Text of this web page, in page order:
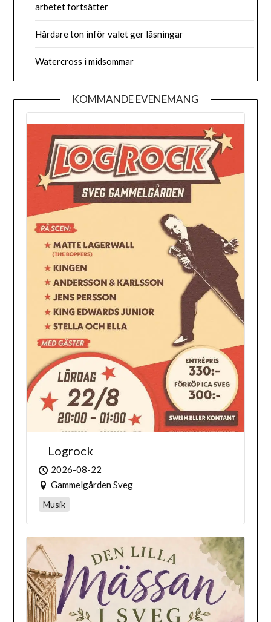
arbetet fortsätter
Hårdare ton inför valet ger låsningar
Watercross i midsommar
KOMMANDE EVENEMANG
Logrock
2026-08-22
Gammelgården Sveg
Musik